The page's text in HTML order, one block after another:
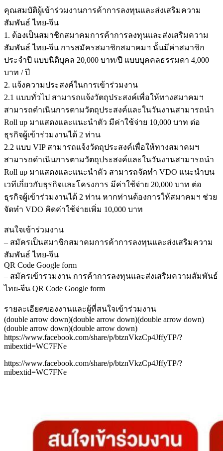
คุณสมบัติผู้เข้าร่วมงานการค้าการลงทุนและส่งเสริมความ
สัมพันธ์ ไทย-จีน
1. ต้องเป็นสมาชิกสมาคมการค้าการลงทุนและส่งเสริมความ
สัมพันธ์ ไทย-จีน การสมัครสมาชิกสมาคมฯ นั้นมีค่าสมาชิก
ประจำปี แบบนิติบุคล 20,000 บาท/ปี แบบบุคคลธรรมดา 4,000
บาท / ปี
2. แจ้งความประสงค์ในการเข้าร่วมงาน
2.1 แบบทั่วไป สามารถแจ้งวัตถุประสงค์เพื่อให้ทางสมาคมฯ
สามารถดำเนินการตามวัตถุประสงค์และในวันงานสามารถนำ
Roll up มาแสดงและแนะนำตัว มีค่าใช้จ่าย 10,000 บาท ต่อ
ธุรกิจผู้เข้าร่วมงานได้ 2 ท่าน
2.2 แบบ VIP สามารถแจ้งวัตถุประสงค์เพื่อให้ทางสมาคมฯ
สามารถดำเนินการตามวัตถุประสงค์และในวันงานสามารถนำ
Roll up มาแสดงและแนะนำตัว สามารถจัดทำ VDO แนะนำบน
เวทีเกี่ยวกับธุรกิจและโครงการ มีค่าใช้จ่าย 20,000 บาท ต่อ
ธุรกิจผู้เข้าร่วมงานได้ 2 ท่าน หากท่านต้องการให้สมาคมฯ ช่วย
จัดทำ VDO คิดค่าใช้จ่ายเพิ่ม 10,000 บาท
สนใจเข้าร่วมงาน
– สมัครเป็นสมาชิกสมาคมการค้าการลงทุนและส่งเสริมความ
สัมพันธ์ ไทย-จีน
QR Code Google form
– สมัครเข้ารวมงาน การค้าการลงทุนและส่งเสริมความสัมพันธ์
ไทย-จีน QR Code Google form
รายละเอียดของงานและผู้ที่สนใจเข้าร่วมงาน
(double arrow down)(double arrow down)(double arrow down)
(double arrow down)(double arrow down)
https://www.facebook.com/share/p/btznVkzCp4JffyTP/?
mibextid=WC7FNe
https://www.facebook.com/share/p/btznVkzCp4JffyTP/?
mibextid=WC7FNe